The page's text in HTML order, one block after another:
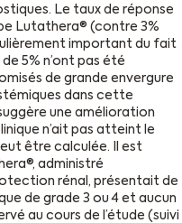
Le taux de réponse
Lutathera® (contre 3%
important du fait
5% n’ont pas été
de grande envergure
dans cette
une amélioration
n’ait pas atteint le
être calculée. Il est
administré
rénal, présentait de
de grade 3 ou 4 et aucun
au cours de l’étude (suivi